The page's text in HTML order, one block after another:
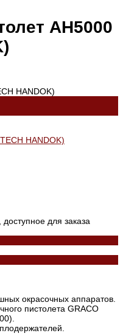
AH5000
HANDOK)
для заказа
окрасочных аппаратов.
пистолета GRACO